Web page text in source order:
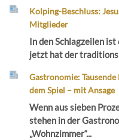
Kolping-Beschluss:
Mitglieder
In den Schlagzeilen
jetzt hat der
Gastronomie:
dem Spiel – mit Ansage
Wenn aus sieben
stehen in der
„Wohnzimmer“...